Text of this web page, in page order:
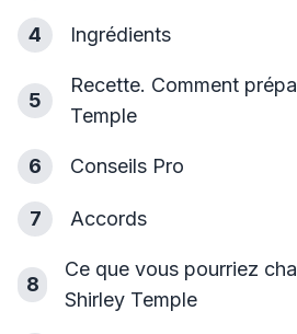
4 Ingrédients
5
Recette. Comment
Temple
6 Conseils Pro
7 Accords
8
Ce que vous pourriez
Shirley Temple